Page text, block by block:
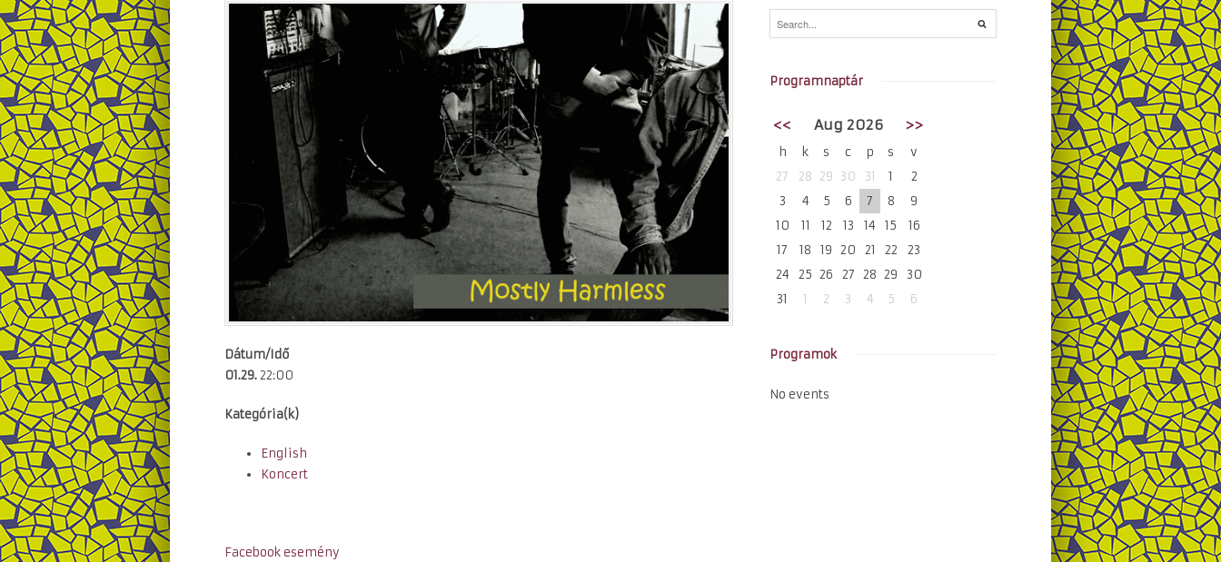
Dátum/Idő
01.29.22:00
Kategória(k)
English
Koncert
Facebook esemény
Programnaptár
<< Aug 2026 >>
h k s c p s
v
27
28 29 30 31 1
2
3
4 5 6 7 8
9
10
11 12 13 14 15
16
17
18 19 20 21 22
23
24
25 26 27 28 29
30
31
1 2 3 4 5 6
Programok
No events